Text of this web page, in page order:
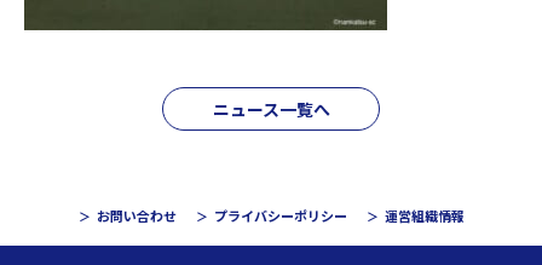
ニュース一覧へ
お問い合わせ プライバシーポリシー 運営組織情報